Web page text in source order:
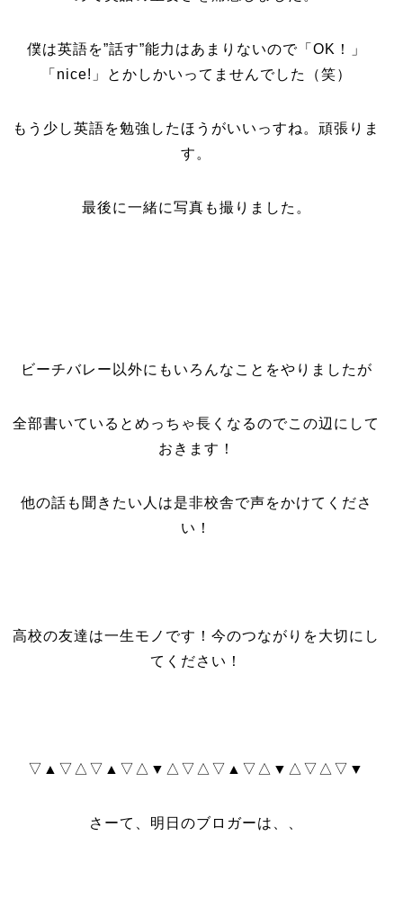
僕は英語を”話す”能力はあまりないので「OK！」
「nice!」とかしかいってませんでした（笑）
もう少し英語を勉強したほうがいいっすね。頑張りま
す。
最後に一緒に写真も撮りました。
ビーチバレー以外にもいろんなことをやりましたが
全部書いているとめっちゃ長くなるのでこの辺にして
おきます！
他の話も聞きたい人は是非校舎で声をかけてくださ
い！
高校の友達は一生モノです！今のつながりを大切にし
てください！
▽▲▽△▽▲▽△▼△▽△▽▲▽△▼△▽△▽▼
さーて、明日のブロガーは、、